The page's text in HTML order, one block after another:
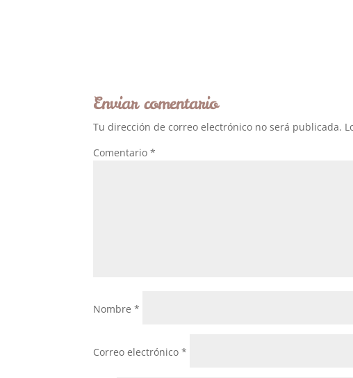
Enviar comentario
Tu dirección de correo electrónico no será publicada.
Comentario*
Nombre*
Correo electrónico*